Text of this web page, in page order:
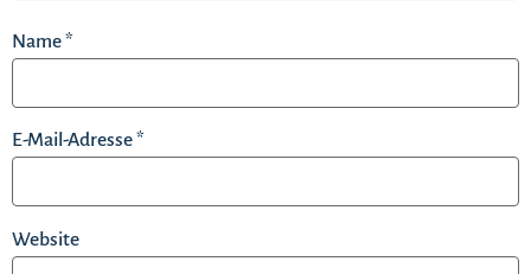
Name*
E-Mail-Adresse*
Website